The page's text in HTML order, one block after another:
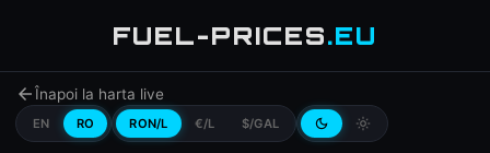
FUEL-PRICES.EU
arrow_backÎnapoi la harta live
EN RO RON/L €/L $/GAL dark_mode light_mode